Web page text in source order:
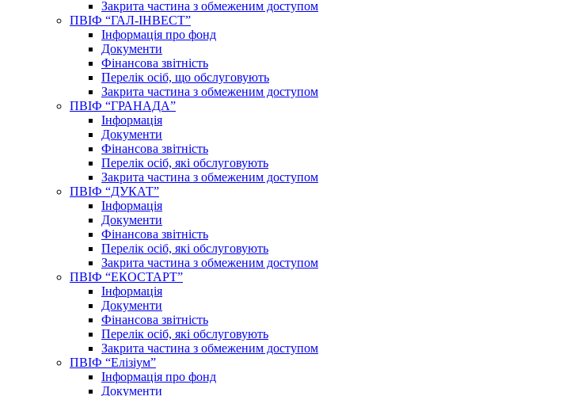
Закрита частина з обмеженим доступом
ПВІФ “ГАЛ-ІНВЕСТ”
Інформація про фонд
Документи
Фінансова звітність
Перелік осіб, що обслуговують
Закрита частина з обмеженим доступом
ПВІФ “ГРАНАДА”
Інформація
Документи
Фінансова звітність
Перелік осіб, які обслуговують
Закрита частина з обмеженим доступом
ПВІФ “ДУКАТ”
Інформація
Документи
Фінансова звітність
Перелік осіб, які обслуговують
Закрита частина з обмеженим доступом
ПВІФ “ЕКОСТАРТ”
Інформація
Документи
Фінансова звітність
Перелік осіб, які обслуговують
Закрита частина з обмеженим доступом
ПВІФ “Елізіум”
Інформація про фонд
Документи